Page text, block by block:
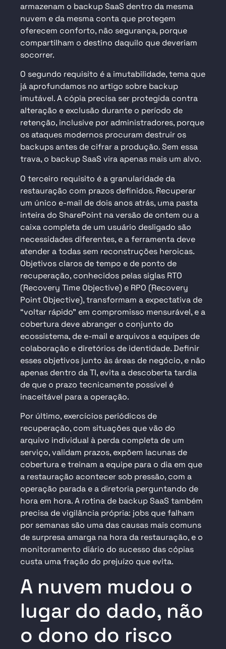
armazenam o backup SaaS dentro da mesma
nuvem e da mesma conta que protegem
oferecem conforto, não segurança, porque
compartilham o destino daquilo que deveriam
socorrer.
O segundo requisito é a imutabilidade, tema que
já aprofundamos no artigo sobre backup
imutável. A cópia precisa ser protegida contra
alteração e exclusão durante o período de
retenção, inclusive por administradores, porque
os ataques modernos procuram destruir os
backups antes de cifrar a produção. Sem essa
trava, o backup SaaS vira apenas mais um alvo.
O terceiro requisito é a granularidade da
restauração com prazos definidos. Recuperar
um único e-mail de dois anos atrás, uma pasta
inteira do SharePoint na versão de ontem ou a
caixa completa de um usuário desligado são
necessidades diferentes, e a ferramenta deve
atender a todas sem reconstruções heroicas.
Objetivos claros de tempo e de ponto de
recuperação, conhecidos pelas siglas RTO
(Recovery Time Objective) e RPO (Recovery
Point Objective), transformam a expectativa de
“voltar rápido” em compromisso mensurável, e a
cobertura deve abranger o conjunto do
ecossistema, de e-mail e arquivos a equipes de
colaboração e diretórios de identidade. Definir
esses objetivos junto às áreas de negócio, e não
apenas dentro da TI, evita a descoberta tardia
de que o prazo tecnicamente possível é
inaceitável para a operação.
Por último, exercícios periódicos de
recuperação, com situações que vão do
arquivo individual à perda completa de um
serviço, validam prazos, expõem lacunas de
cobertura e treinam a equipe para o dia em que
a restauração acontecer sob pressão, com a
operação parada e a diretoria perguntando de
hora em hora. A rotina de backup SaaS também
precisa de vigilância própria: jobs que falham
por semanas são uma das causas mais comuns
de surpresa amarga na hora da restauração, e o
monitoramento diário do sucesso das cópias
custa uma fração do prejuízo que evita.
A nuvem mudou o
lugar do dado, não
o dono do risco